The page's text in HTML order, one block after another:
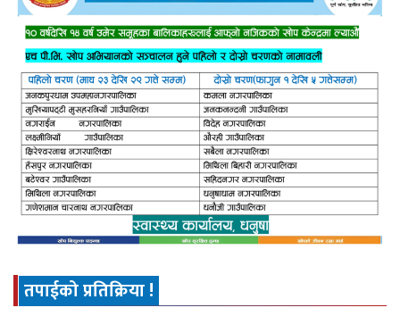
तपाईको प्रतिक्रिया !